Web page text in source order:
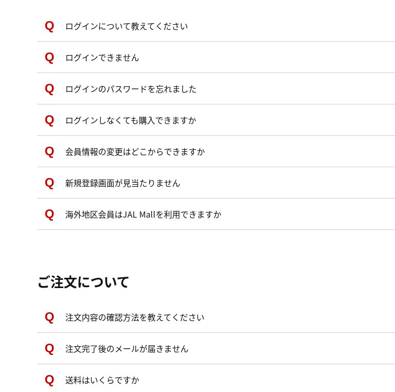
ログインについて教えてください
ログインできません
ログインのパスワードを忘れました
ログインしなくても購入できますか
会員情報の変更はどこからできますか
新規登録画面が見当たりません
海外地区会員はJAL Mallを利用できますか
ご注文について
注文内容の確認方法を教えてください
注文完了後のメールが届きません
送料はいくらですか